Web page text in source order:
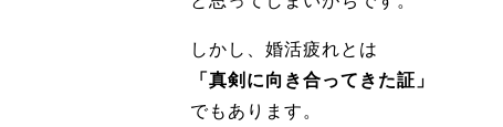
しかし、婚活疲れとは
「真剣に向き合ってきた証」
でもあります。